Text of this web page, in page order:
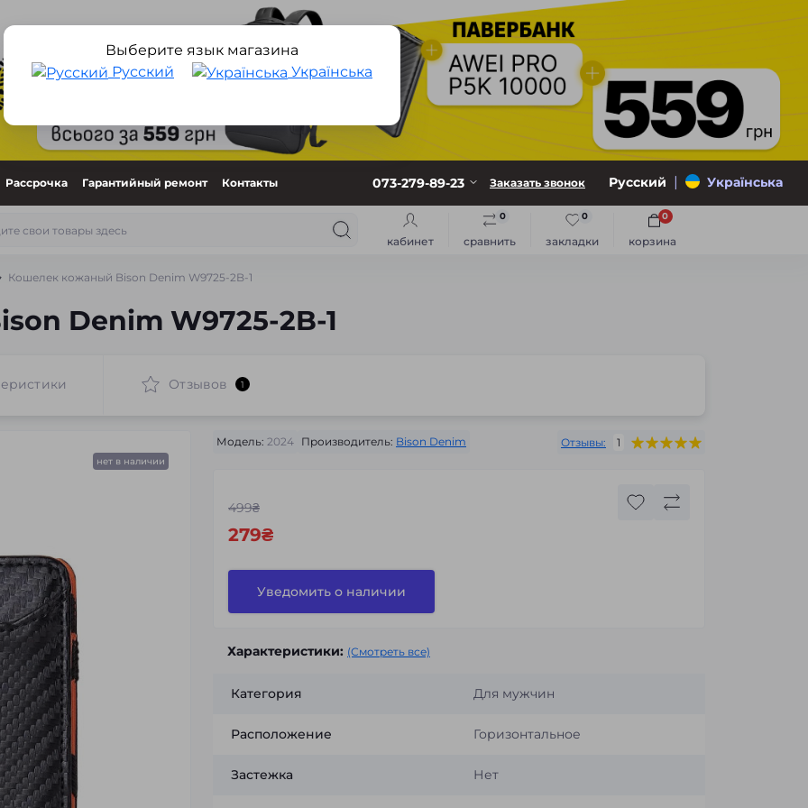
Рассрочка Гарантийный ремонт Контакты 073-279-89-23 Заказать звонок Русский | Українська
кабинет сравнить
0
закладки
0
корзина
0
Кошелек кожаный Bison Denim W9725-2B-1
Выберите язык магазина
Русский
Українська
Denim W9725-2B-1
Отзывов 1
нет в наличии
Модель: 2024 Производитель: Bison Denim Отзывы: 1
499₴
279₴
Уведомить о наличии
Характеристики: (Смотреть все)
Категория Для мужчин
Расположение Горизонтальное
Застежка Нет